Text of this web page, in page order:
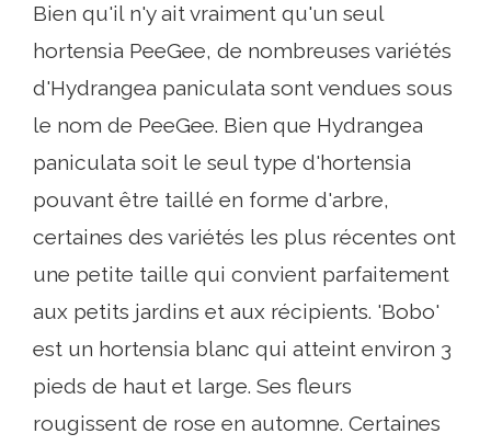
Bien qu'il n'y ait vraiment qu'un seul
hortensia PeeGee, de nombreuses variétés
d'Hydrangea paniculata sont vendues sous
le nom de PeeGee. Bien que Hydrangea
paniculata soit le seul type d'hortensia
pouvant être taillé en forme d'arbre,
certaines des variétés les plus récentes ont
une petite taille qui convient parfaitement
aux petits jardins et aux récipients. 'Bobo'
est un hortensia blanc qui atteint environ 3
pieds de haut et large. Ses fleurs
rougissent de rose en automne. Certaines